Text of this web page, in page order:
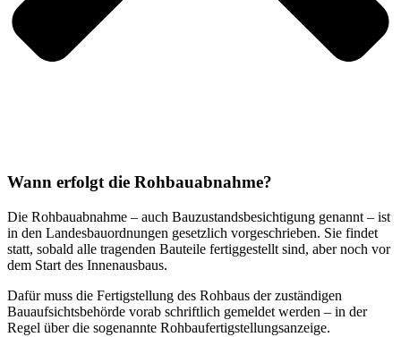
Wann er­folgt die Roh­bau­ab­nahme?
Die Rohbauabnahme – auch Bauzustandsbesichtigung genannt – ist
in den Landesbauordnungen gesetzlich vorgeschrieben. Sie findet
statt, sobald alle tragenden Bauteile fertiggestellt sind, aber noch vor
dem Start des Innenausbaus.
Dafür muss die Fertigstellung des Rohbaus der zuständigen
Bauaufsichtsbehörde vorab schriftlich gemeldet werden – in der
Regel über die sogenannte Rohbaufertigstellungsanzeige.